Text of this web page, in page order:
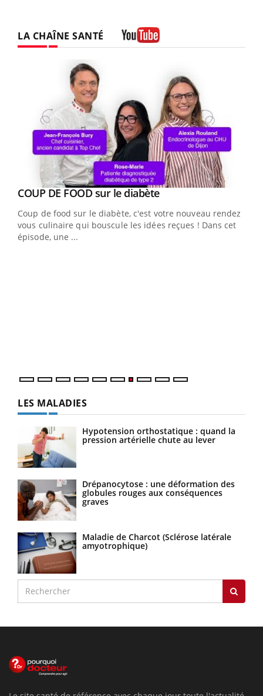
LA CHAÎNE SANTÉ
Youtube
COUP DE FOOD sur le diabèteYoutube
Coup de food sur le diabète, c'est votre nouveau rendez-
vous culinaire qui bouscule les idées reçues ! Dans cet
épisode, une ...
LES MALADIES
Hypotension orthostatique : quand la
pression artérielle chute au lever
Drépanocytose : une déformation des
globules rouges aux conséquences
graves
Maladie de Charcot (Sclérose latérale
amyotrophique)